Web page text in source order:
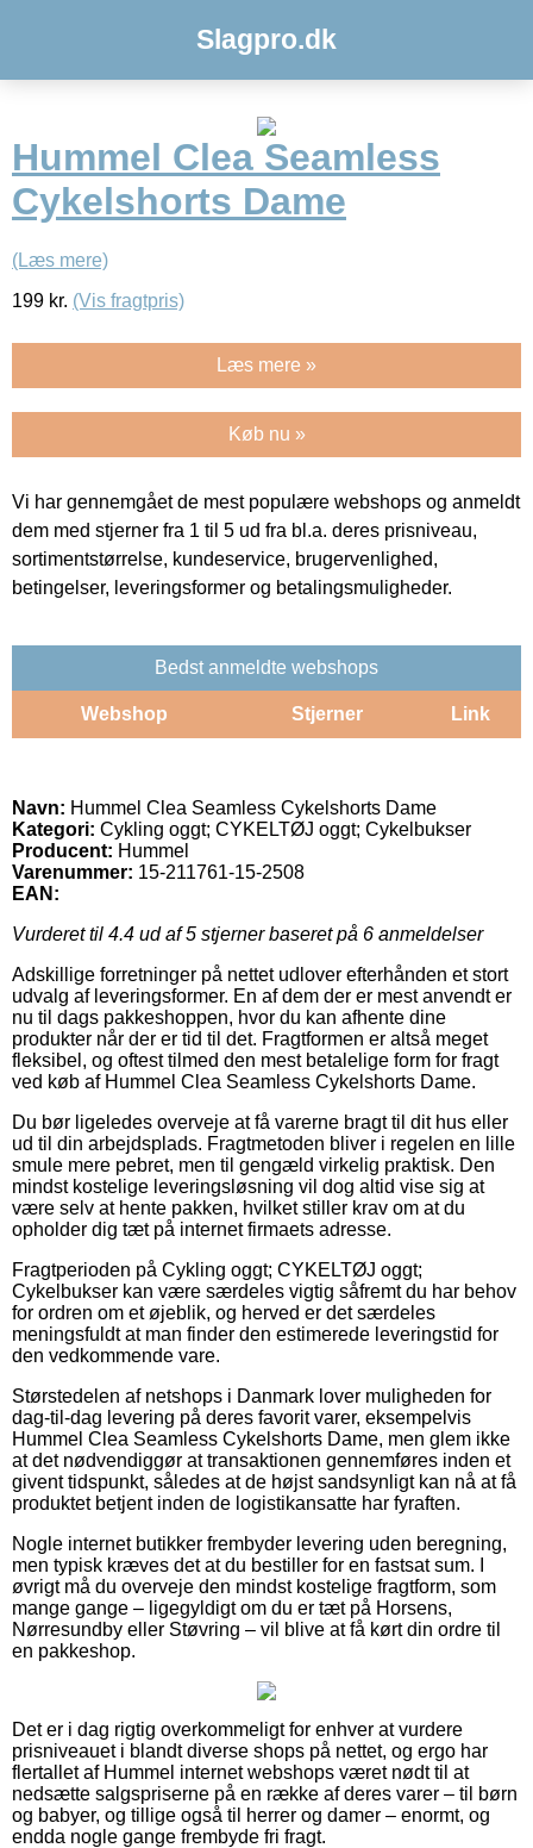
Slagpro.dk
Hummel Clea Seamless
Cykelshorts Dame
(Læs mere)
199 kr. (Vis fragtpris)
Læs mere »
Køb nu »
Vi har gennemgået de mest populære webshops og anmeldt
dem med stjerner fra 1 til 5 ud fra bl.a. deres prisniveau,
sortimentstørrelse, kundeservice, brugervenlighed,
betingelser, leveringsformer og betalingsmuligheder.
Bedst anmeldte webshops
Webshop Stjerner Link
Navn: Hummel Clea Seamless Cykelshorts Dame
Kategori: Cykling oggt; CYKELTØJ oggt; Cykelbukser
Producent: Hummel
Varenummer: 15-211761-15-2508
EAN:
Vurderet til 4.4 ud af 5 stjerner baseret på 6 anmeldelser
Adskillige forretninger på nettet udlover efterhånden et stort
udvalg af leveringsformer. En af dem der er mest anvendt er
nu til dags pakkeshoppen, hvor du kan afhente dine
produkter når der er tid til det. Fragtformen er altså meget
fleksibel, og oftest tilmed den mest betalelige form for fragt
ved køb af Hummel Clea Seamless Cykelshorts Dame.
Du bør ligeledes overveje at få varerne bragt til dit hus eller
ud til din arbejdsplads. Fragtmetoden bliver i regelen en lille
smule mere pebret, men til gengæld virkelig praktisk. Den
mindst kostelige leveringsløsning vil dog altid vise sig at
være selv at hente pakken, hvilket stiller krav om at du
opholder dig tæt på internet firmaets adresse.
Fragtperioden på Cykling oggt; CYKELTØJ oggt;
Cykelbukser kan være særdeles vigtig såfremt du har behov
for ordren om et øjeblik, og herved er det særdeles
meningsfuldt at man finder den estimerede leveringstid for
den vedkommende vare.
Størstedelen af netshops i Danmark lover muligheden for
dag-til-dag levering på deres favorit varer, eksempelvis
Hummel Clea Seamless Cykelshorts Dame, men glem ikke
at det nødvendiggør at transaktionen gennemføres inden et
givent tidspunkt, således at de højst sandsynligt kan nå at få
produktet betjent inden de logistikansatte har fyraften.
Nogle internet butikker frembyder levering uden beregning,
men typisk kræves det at du bestiller for en fastsat sum. I
øvrigt må du overveje den mindst kostelige fragtform, som
mange gange – ligegyldigt om du er tæt på Horsens,
Nørresundby eller Støvring – vil blive at få kørt din ordre til
en pakkeshop.
Det er i dag rigtig overkommeligt for enhver at vurdere
prisniveauet i blandt diverse shops på nettet, og ergo har
flertallet af Hummel internet webshops været nødt til at
nedsætte salgspriserne på en række af deres varer – til børn
og babyer, og tillige også til herrer og damer – enormt, og
endda nogle gange frembyde fri fragt.